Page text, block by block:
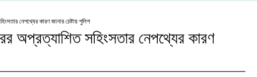
নেপথ্যের কারণ জানার চেষ্টায় পুলিশ
অপ্রত্যাশিত সহিংসতার নেপথ্যের কারণ